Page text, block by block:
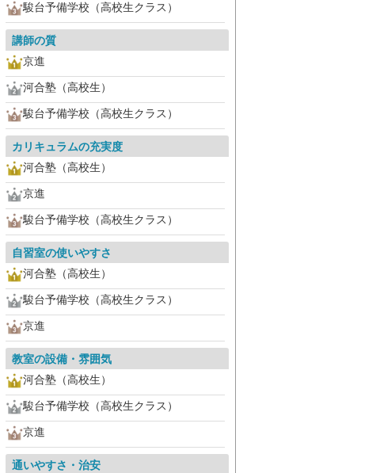
駿台予備学校（高校生クラス）
講師の質
京進
河合塾（高校生）
駿台予備学校（高校生クラス）
カリキュラムの充実度
河合塾（高校生）
京進
駿台予備学校（高校生クラス）
自習室の使いやすさ
河合塾（高校生）
駿台予備学校（高校生クラス）
京進
教室の設備・雰囲気
河合塾（高校生）
駿台予備学校（高校生クラス）
京進
通いやすさ・治安